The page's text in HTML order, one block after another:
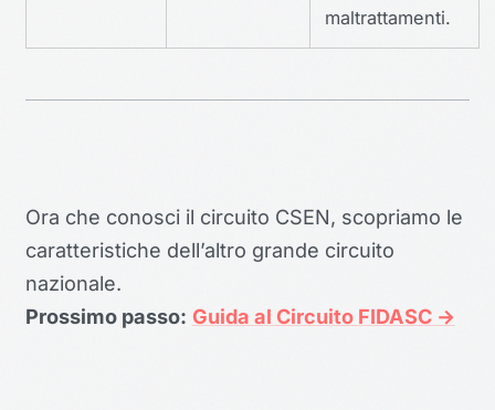
maltrattamenti.
Ora che conosci il circuito CSEN, scopriamo le
caratteristiche dell’altro grande circuito
nazionale.
Prossimo passo: Guida al Circuito FIDASC →